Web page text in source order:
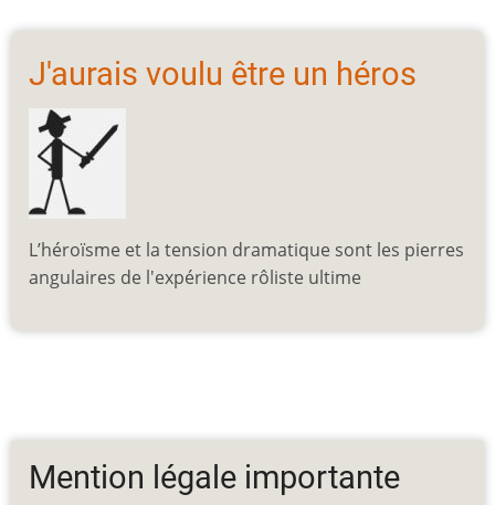
J'aurais voulu être un héros
L’héroïsme et la tension dramatique sont les pierres
angulaires de l'expérience rôliste ultime
Mention légale importante